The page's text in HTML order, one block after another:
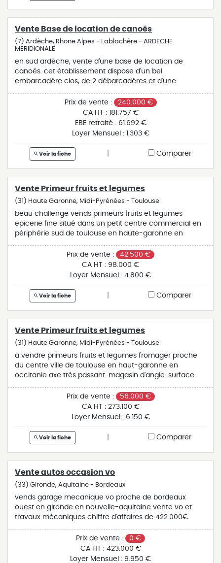
Vente Base de location de canoës
(7) Ardèche, Rhone Alpes - Lablachère - ARDECHE
MERIDIONALE
en sud ardèche, vente d'une base de location de
canoës. cet établissement dispose d'un bel
embarcadère clos, de 2 débarcadères et d'une
entreprise est vendue avec une centaine de bateaux ,
gilets, pagaies , casques et bidons correspondants ainsi
que 5 véhicules et quatre remorques nécessaires à
cette activité. affaire rare sur le secteur à voir
Prix de vente :
240.000 €
CA HT : 181.757 €
EBE retraité : 61.692 €
Loyer Mensuel : 1.303 €
Voir la fiche Comparer
Vente Primeur fruits et legumes
(31) Haute Garonne, Midi-Pyrénées - Toulouse
beau challenge vends primeurs fruits et legumes
epicerie fine situé dans un petit centre commercial en
périphérie sud de toulouse en haute-garonne en
agréable. matériel en bon état et complet. vendu pour
graves problème de santé.tenue par 1 personne. affaire
à dynamiser. potentiel de développement important au
renseignements sur demande. honoraires ttc inclus à la
charge de l'acquéreur (tva déductible et hors taxes
amortissable). prix de vente du fonds de commerce :
Prix de vente :
42.500 €
CA HT : 98.000 €
Loyer Mensuel : 4.800 €
Voir la fiche Comparer
Vente Primeur fruits et legumes
(31) Haute Garonne, Midi-Pyrénées - Toulouse
a vendre primeurs fruits et legumes fromager proche
du centre ville de toulouse en haut-garonne en
occitanie axe très passant. magasin d'angle. surface
couple. belle façade vitrée. qualité de vie préservée.
fermé le dimanche. fermeture annuelle 1 mois. ca :
273.000€. plus de renseignements sur demande.
déductible et ht amortissable). prix de vente du fonds
de commerce: 218.000€. réf.: a3181ff.
Prix de vente :
56.000 €
CA HT : 273.100 €
Loyer Mensuel : 6.150 €
Voir la fiche Comparer
Vente autos occasion vo
(33) Gironde, Aquitaine - Bordeaux
vends garage mecanique vo proche de bordeaux
ouest en gironde en nouvelle-aquitaine vente vo et
travaux mécaniques chiffre d'affaires de 422.000€
véhicules , travaux mécaniques...idéal pour couple dont
l'un serait à la vente et l'autre à la technique. nous
consulter pour plus de renseignements. honoraires ttc
Prix de vente :
0 €
CA HT : 423.000 €
Loyer Mensuel : 9.950 €